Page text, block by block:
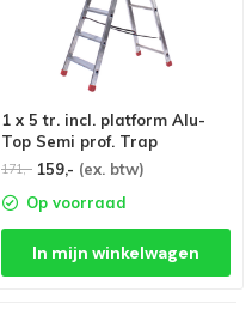
1 x 5 tr. incl. platform Alu-
Top Semi prof. Trap
171,- 159,- (ex. btw)
Op voorraad
In mijn winkelwagen